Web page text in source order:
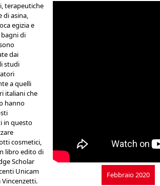
terapeutiche
asina,
egizia e
di
dai
studi
a quelli
italiani che
hanno
in questo
cosmetici,
libro edito di
Scholar
Unicam
Vincenzetti.
Febbraio 2020